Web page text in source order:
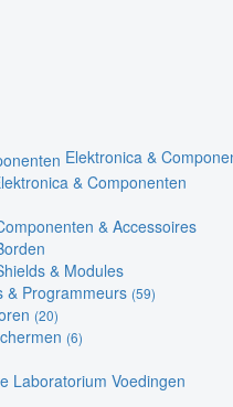
Elektronica &
& Componenten
& Accessoires
& Modules
& Programmeurs (59)
(20)
(6)
Laboratorium Voedingen